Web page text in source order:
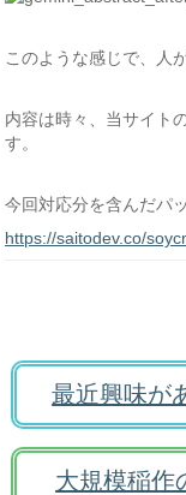
このような感じで、人
内容は時々、当サイト
す。
今回対応分を含んだパ
https://saitodev.co/
最近興味が
大規模稲作